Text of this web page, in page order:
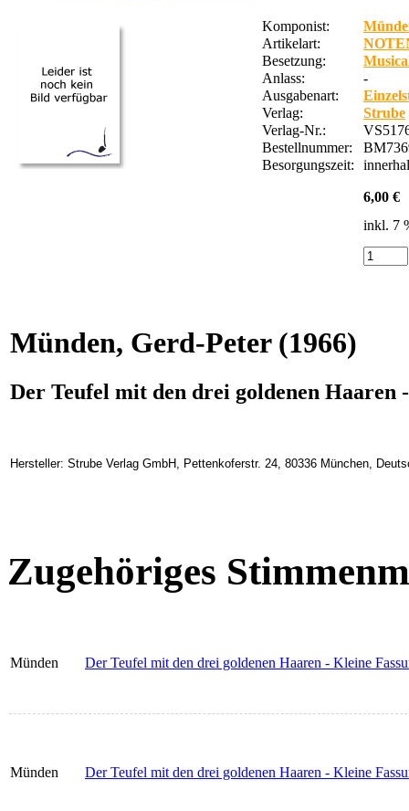
Komponist:
Artikelart:
Besetzung:
Anlass:
-
Ausgabenart:
Verlag:
Strube
Verlag-Nr.:
Bestellnummer:
Besorgungszeit:
6,00 €
inkl. 7
Münden, Gerd-Peter(1966)
Der Teufel mit den drei goldenen
Hersteller: Strube Verlag GmbH, Pettenkoferstr. 24, 80336 München,
Zugehöriges
Münden Der Teufel mit den drei goldenen Haaren - Kleine
Münden Der Teufel mit den drei goldenen Haaren - Kleine